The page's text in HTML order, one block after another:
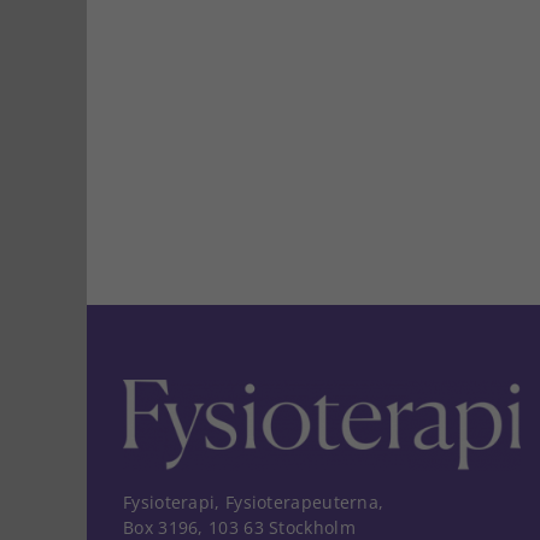
Fysioterapi, Fysioterapeuterna,
Box 3196, 103 63 Stockholm